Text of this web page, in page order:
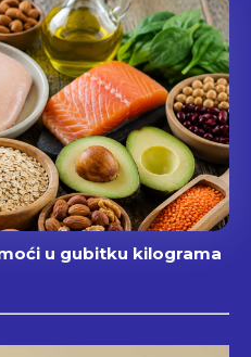
u gubitku kilograma